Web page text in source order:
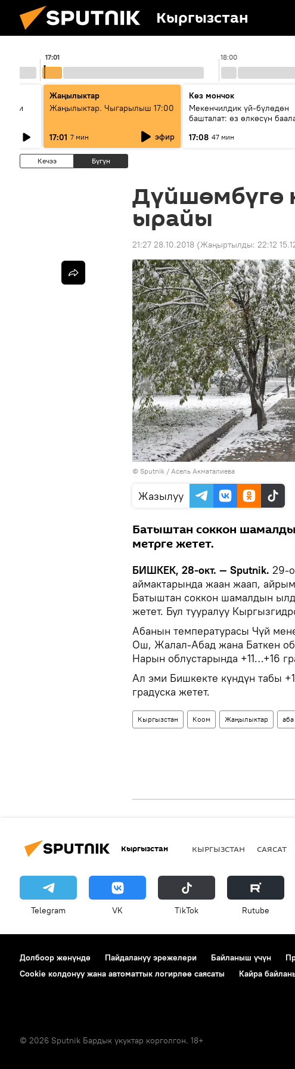
Кыргызстан
18:00
17:01
Жаңылыктар
Жаңылыктар. Чыгарылыш 17:00
17:01 7 мин эфир
Көз мончок
Мекенчилдик үй-бүлөдөн
башталат: өз өлкөсүн
керек?
17:08 47 мин
Кечээ Бүгүн
Дүйшөмбүгө
ырайы
21:27 28.10.2018 (Жаңыртылды: 22:12
© Sputnik / Асель Акматалиева
Жазылуу
Батыштан соккон
метрге жетет.
БИШКЕК, 28-окт. — Sputnik. 29-
аймактарында жаан жаап,
Батыштан соккон шамалдын
жетет. Бул тууралуу
Абанын температурасы Чүй
Ош, Жалал-Абад жана Баткен
Нарын облустарында +11…+16
Ал эми Бишкекте күндүн табы
градуска жетет.
Кыргызстан Коом Жаңылыктар
Кыргызстан КЫРГЫЗСТАН САЯСАТ
Telegram VK ТikТоk Rutube
Долбоор жөнүндө Пайдалануу эрежелери Байланыш үчүн
Cookie колдонуу жана автоматтык логирлөө саясаты
Кайра
© 2026 Sputnik Бардык укуктар корголгон. 18+